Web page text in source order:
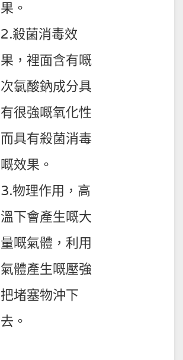
果。
2.殺菌消毒效
果，裡面含有嘅
次氯酸鈉成分具
有很強嘅氧化性
而具有殺菌消毒
嘅效果。
3.物理作用，高
溫下會產生嘅大
量嘅氣體，利用
氣體產生嘅壓強
把堵塞物沖下
去。